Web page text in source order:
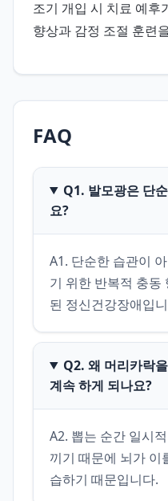
조기 개입 시 치료 예후
향상과 감정 조절 훈련
FAQ
Q1. 발모광은 단
요?
A1. 단순한 습관이
기 위한 반복적 충동
된 정신건강장애입
Q2. 왜 머리카락
계속 하게 되나요?
A2. 뽑는 순간 일시
끼기 때문에 뇌가 이
습하기 때문입니다.